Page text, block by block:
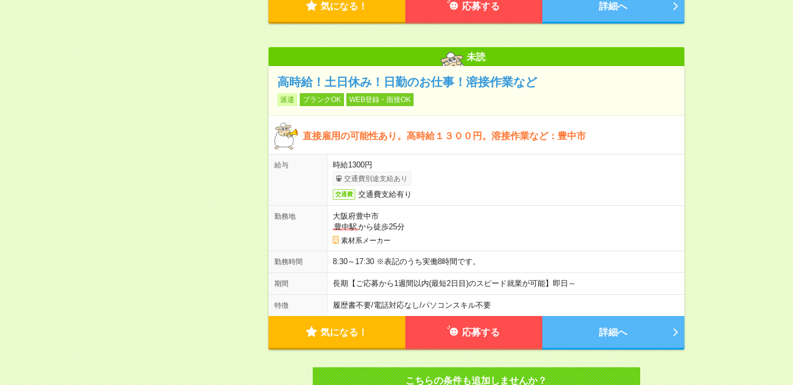
気になる！ 応募する 詳細へ
未読
高時給！土日休み！日勤のお仕事！溶接作業など
派遣 ブランクOK WEB登録・面接OK
直接雇用の可能性あり。高時給１３００円。溶接作業など：豊中市
給与 時給1300円
交通費別途支給あり
交通費 交通費支給有り
勤務地
大阪府豊中市
豊中駅から徒歩25分
素材系メーカー
勤務時間 8:30～17:30 ※表記のうち実働8時間です。
期間 長期【ご応募から1週間以内(最短2日目)のスピード就業が可能】即日～
特徴 履歴書不要/電話対応なし/パソコンスキル不要
気になる！ 応募する 詳細へ
こちらの条件も追加しませんか？